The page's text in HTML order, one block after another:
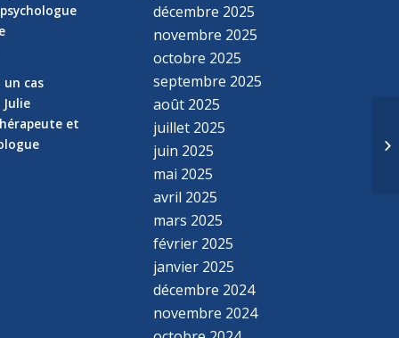
un cas
et
décembre 2025
novembre 2025
octobre 2025
septembre 2025
août 2025
juillet 2025
juin 2025
mai 2025
avril 2025
mars 2025
février 2025
janvier 2025
décembre 2024
novembre 2024